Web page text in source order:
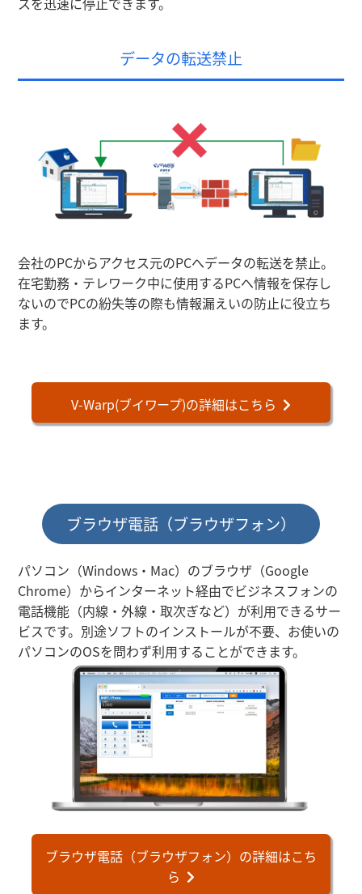
データの転送禁止
会社のPCからアクセス元のPCへデータの転送を禁止。
在宅勤務・テレワーク中に使用するPCへ情報を保存し
ないのでPCの紛失等の際も情報漏えいの防止に役立ち
ます。
V-Warp(ブイワープ)の詳細はこちら
ブラウザ電話（ブラウザフォン）
パソコン（Windows・Mac）のブラウザ（Google
Chrome）からインターネット経由でビジネスフォンの
電話機能（内線・外線・取次ぎなど）が利用できるサー
ビスです。別途ソフトのインストールが不要、お使いの
パソコンのOSを問わず利用することができます。
ブラウザ電話（ブラウザフォン）の詳細はこち
ら